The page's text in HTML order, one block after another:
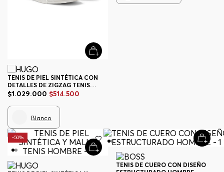
TENIS DE PIEL SINTÉTICA CON
DETALLES DE ZIGZAG TENIS
HOMBRE
$1.029.000 $514.500
Blanco
-50%
TENIS DE CUERO CON DISEÑO